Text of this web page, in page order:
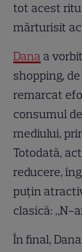
tot acest
mărturisit
Dana a
shopping,
remarcat
consumul
mediului,
Totodată,
reducere,
puțin
clasică: „N-
În final,